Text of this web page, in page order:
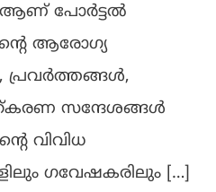
ആണ് പോര്‍ട്ടല്‍
ആരോഗ്യ
പ്രവര്‍ത്തങ്ങള്‍,
സന്ദേശങ്ങള്‍
വിവിധ
ഗവേഷകരിലും […]